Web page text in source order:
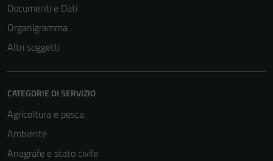
Documenti e Dati
Organigramma
Altri soggetti
CATEGORIE DI SERVIZIO
Agricoltura e pesca
Ambiente
Anagrafe e stato civile